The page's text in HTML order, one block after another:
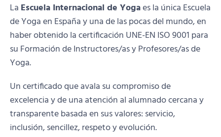
La Escuela Internacional de Yogaes la única Escuela
de Yoga en España y una de las pocas del mundo, en
haber obtenido la certificación UNE-EN ISO 9001 para
su Formación de Instructores/as y Profesores/as de
Yoga.
Un certificado que avala su compromiso de
excelencia y de una atención al alumnado cercana y
transparente basada en sus valores: servicio,
inclusión, sencillez, respeto y evolución.